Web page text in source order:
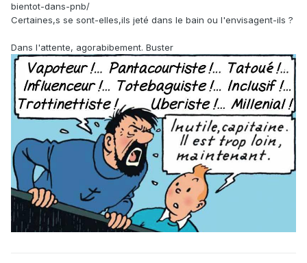
bientot-dans-pnb/
Certaines,s se sont-elles,ils jeté dans le bain ou l'envisagent-ils ?
Dans l'attente, agorabibement. Buster